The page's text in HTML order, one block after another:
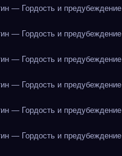
— Гордость и предубеждение
— Гордость и предубеждение
— Гордость и предубеждение
— Гордость и предубеждение
— Гордость и предубеждение
— Гордость и предубеждение